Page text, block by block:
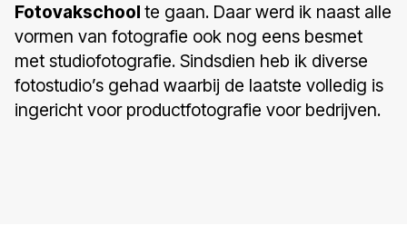
Fotovakschool te gaan. Daar werd ik naast alle
vormen van fotografie ook nog eens besmet
met studiofotografie. Sindsdien heb ik diverse
fotostudio’s gehad waarbij de laatste volledig is
ingericht voor productfotografie voor bedrijven.